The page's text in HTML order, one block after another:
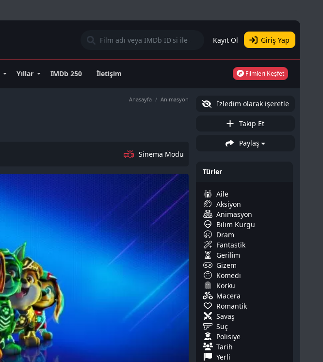
Kayıt Ol Giriş Yap
Yıllar IMDb 250 İletişim Filmleri Keşfet
Anasayfa Animasyon
Sinema Modu
İzledim olarak işeretle
Takip Et
Paylaş
Türler
Aile
Aksiyon
Animasyon
Bilim Kurgu
Dram
Fantastik
Gerilim
Gizem
Komedi
Korku
Macera
Romantik
Savaş
Suç
Polisiye
Tarih
Yerli